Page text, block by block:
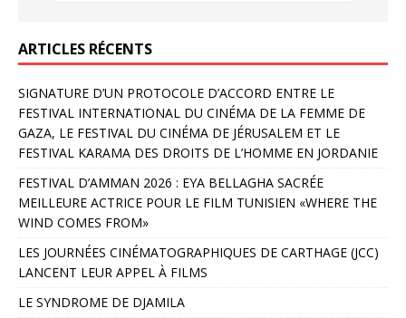
ARTICLES RÉCENTS
SIGNATURE D’UN PROTOCOLE D’ACCORD ENTRE LE
FESTIVAL INTERNATIONAL DU CINÉMA DE LA FEMME DE
GAZA, LE FESTIVAL DU CINÉMA DE JÉRUSALEM ET LE
FESTIVAL KARAMA DES DROITS DE L’HOMME EN JORDANIE
FESTIVAL D’AMMAN 2026 : EYA BELLAGHA SACRÉE
MEILLEURE ACTRICE POUR LE FILM TUNISIEN «WHERE THE
WIND COMES FROM»
LES JOURNÉES CINÉMATOGRAPHIQUES DE CARTHAGE (JCC)
LANCENT LEUR APPEL À FILMS
LE SYNDROME DE DJAMILA